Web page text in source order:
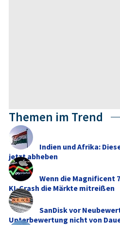
Themen im Trend
Indien und Afrika:
jetzt abheben
Wenn die Magnificent
KI-Crash die Märkte mitreißen
SanDisk vor
Unterbewertung nicht von